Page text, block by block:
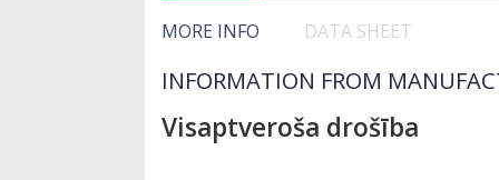
MORE INFO DATA SHEET
INFORMATION FROM
Visaptveroša drošība